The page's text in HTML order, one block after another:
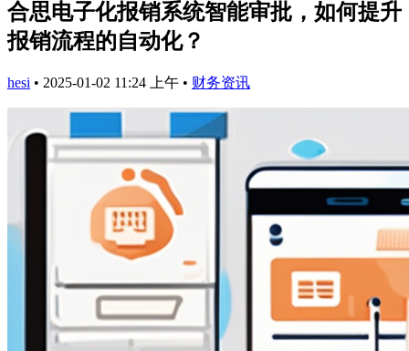
合思电子化报销系统智能审批，如何提升
报销流程的自动化？
hesi • 2025-01-02 11:24 上午 • 财务资讯